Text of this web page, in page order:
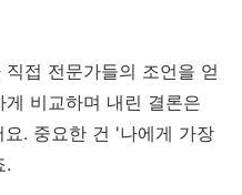
접 전문가들의 조언을 얻
비교하며 내린 결론은
. 중요한 건 '나에게 가장
.